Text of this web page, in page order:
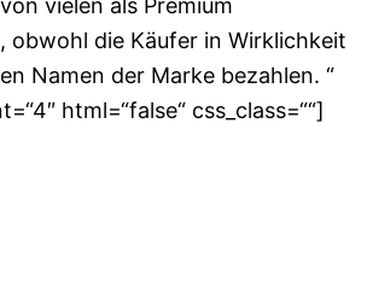
vielen als Premium
obwohl die Käufer in Wirklichkeit
Namen der Marke bezahlen. “
html=“false“ css_class=““]